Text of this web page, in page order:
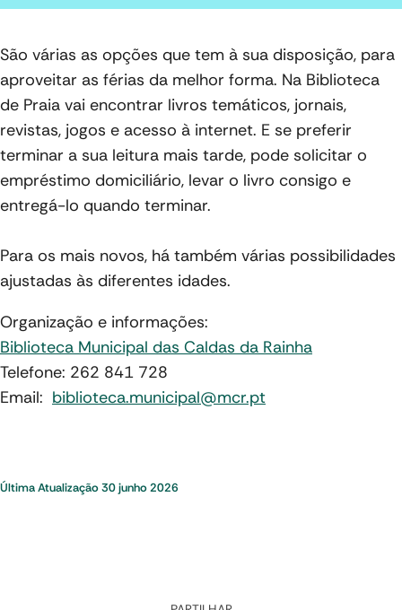
São várias as opções que tem à sua disposição, para
aproveitar as férias da melhor forma. Na Biblioteca
de Praia vai encontrar livros temáticos, jornais,
revistas, jogos e acesso à internet. E se preferir
terminar a sua leitura mais tarde, pode solicitar o
empréstimo domiciliário, levar o livro consigo e
entregá-lo quando terminar.
Para os mais novos, há também várias possibilidades
ajustadas às diferentes idades.
Organização e informações:
Biblioteca Municipal das Caldas da Rainha
Telefone: 262 841 728
Email: biblioteca.municipal@mcr.pt
Última Atualização30 junho 2026